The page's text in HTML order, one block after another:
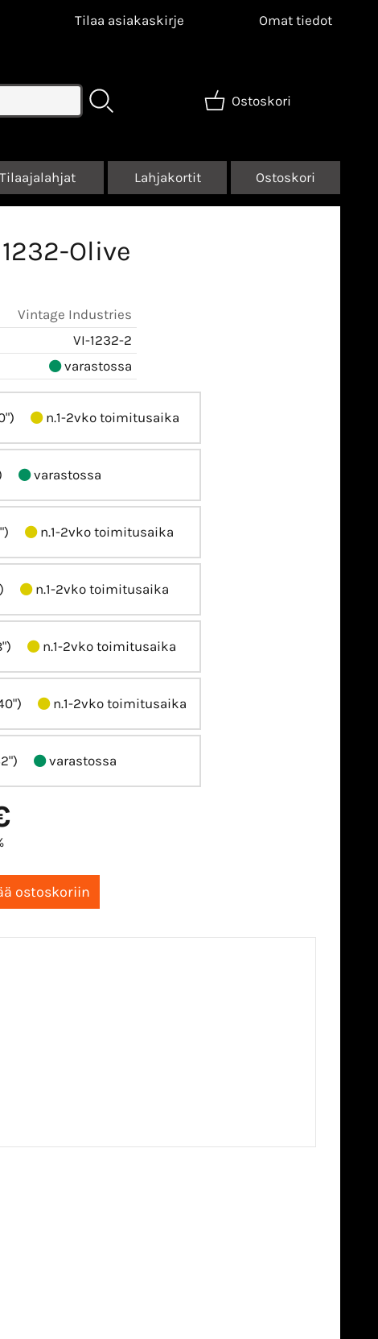
Tilaa asiakaskirje Omat tiedot
Ostoskori
Tilaajalahjat Lahjakortit Ostoskori
Olive
Vintage Industries
VI-1232-2
varastossa
n.1-2vko toimitusaika
varastossa
n.1-2vko toimitusaika
n.1-2vko toimitusaika
n.1-2vko toimitusaika
n.1-2vko toimitusaika
varastossa